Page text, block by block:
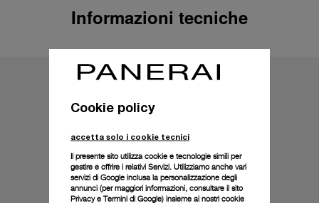
Informazioni tecniche
Cookie policy
accetta solo i cookie tecnici
Il presente sito utilizza cookie e tecnologie simili per
gestire e offrire i relativi Servizi. Utilizziamo anche vari
servizi di Google inclusa la personalizzazione degli
annunci (per maggiori informazioni, consultare il sito
Privacy e Termini di Google) insieme ai nostri cookie